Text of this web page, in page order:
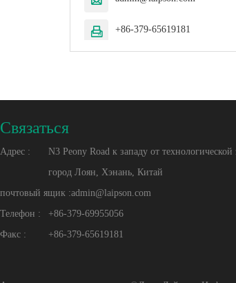
 +86-379-65619181
Cвязаться
Адрес :
N3 Peony Road к западу от
город Лоян, Хэнань, Китай
почтовый ящик :admin@laipson.com
Телефон :
+86-379-69955056
Факс :
+86-379-65619181